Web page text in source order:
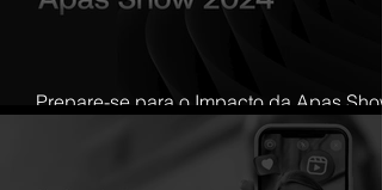
Prepare-se para o Impacto da Apas Show
2024: Conexões Estratégicas e Inovações
do Mercado Supermercadista